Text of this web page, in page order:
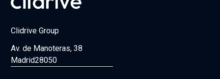
Clidrive Group
Av. de Manoteras, 38
Madrid28050